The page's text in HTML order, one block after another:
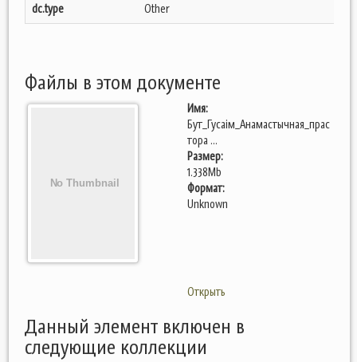
dc.type
Other
Файлы в этом документе
Имя:
Бут_Гусаім_Анамастычная_прас
тора ...
Размер:
1.338Mb
Формат:
Unknown
Открыть
Данный элемент включен в
следующие коллекции